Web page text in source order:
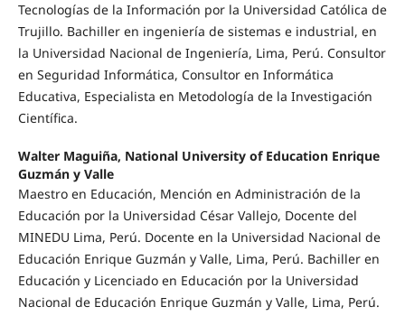
Tecnologías de la Información por la Universidad Católica de
Trujillo. Bachiller en ingeniería de sistemas e industrial, en
la Universidad Nacional de Ingeniería, Lima, Perú. Consultor
en Seguridad Informática, Consultor en Informática
Educativa, Especialista en Metodología de la Investigación
Científica.
Walter Maguiña, National University of Education Enrique
Guzmán y Valle
Maestro en Educación, Mención en Administración de la
Educación por la Universidad César Vallejo, Docente del
MINEDU Lima, Perú. Docente en la Universidad Nacional de
Educación Enrique Guzmán y Valle, Lima, Perú. Bachiller en
Educación y Licenciado en Educación por la Universidad
Nacional de Educación Enrique Guzmán y Valle, Lima, Perú.